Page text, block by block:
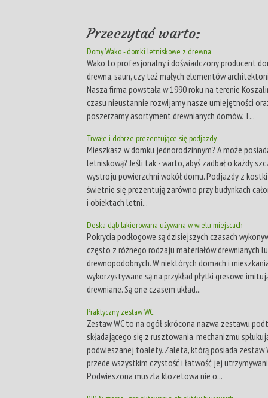
Przeczytać warto:
Domy Wako - domki letniskowe z drewna
Wako to profesjonalny i doświadczony producent
drewna, saun, czy też małych elementów
Nasza firma powstała w 1990 roku na terenie
czasu nieustannie rozwijamy nasze umiejętności
poszerzamy asortyment drewnianych domów. T...
Trwałe i dobrze prezentujące się podjazdy
Mieszkasz w domku jednorodzinnym? A może
letniskową? Jeśli tak - warto, abyś zadbał o każdy
wystroju powierzchni wokół domu. Podjazdy z
świetnie się prezentują zarówno przy budynkach
i obiektach letni...
Deska dąb lakierowana używana w wielu miejscach
Pokrycia podłogowe są dzisiejszych czasach
często z różnego rodzaju materiałów drewnianych
drewnopodobnych. W niektórych domach i
wykorzystywane są na przykład płytki gresowe
drewniane. Są one czasem układ...
Praktyczny zestaw WC
Zestaw WC to na ogół skrócona nazwa zestawu
składającego się z rusztowania, mechanizmu
podwieszanej toalety. Zaleta, którą posiada zestaw
przede wszystkim czystość i łatwość jej
Podwieszona muszla klozetowa nie o...